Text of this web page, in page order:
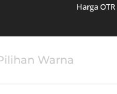
Harga
Warna